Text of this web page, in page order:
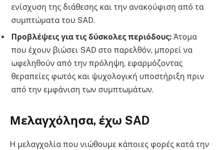
ενίσχυση της διάθεσης και την ανακούφιση από τα
συμπτώματα του SAD.
Προβλέψεις για τις δύσκολες περιόδους: Άτομα
που έχουν βιώσει SAD στο παρελθόν, μπορεί να
ωφεληθούν από την πρόληψη, εφαρμόζοντας
θεραπείες φωτός και ψυχολογική υποστήριξη πριν
από την εμφάνιση των συμπτωμάτων.
Μελαγχόλησα, έχω SAD
Η μελαγχολία που νιώθουμε κάποιες φορές κατά την